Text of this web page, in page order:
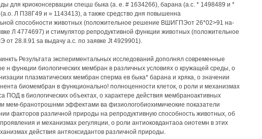
для криоконсервации спецш быка (а. е. # 1634266), барана (а.с. * 1498489 и *
Л П38Г49 и » 1143413), а также средство дня повышенна
способности животных (положительное решение ВШИГПЭот 26*02>91 на-
Л 4774697) и стимулятор репродуктивной функции животных (положительное
28.II.91 sa выдачу а.с. по заявке Jt 4929901).
Результата экспериментальных исследований дополнял современные
н функции биологических мембран в различных условиях о кружащей среды, о
плазматических мембран сперма ев быка* барана и хряка, о значении
биомембран в функционально! полноценности клеток, о роли и механизмах
ПОД в биологических объектах, о характере действия мембраноактивных
мем-бранотрошнми эффектами ва физиологобиохимичеокие показатели
факторов различной природы на репродуктивную способность животных, об
и механизмах регуляции, о роли антиоковдантаоа оиотемн в этих
действия антяоксидантов различной природы.